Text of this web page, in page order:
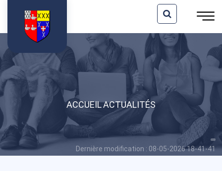
ACCUEILACTUALITÉS
Dernière modification : 08-05-2026 18-41-41